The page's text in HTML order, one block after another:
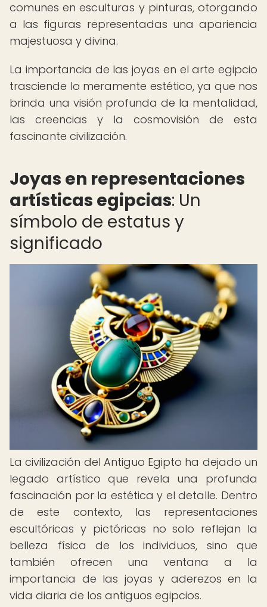
comunes en esculturas y pinturas, otorgando
a las figuras representadas una apariencia
majestuosa y divina.
La importancia de las joyas en el arte egipcio
trasciende lo meramente estético, ya que nos
brinda una visión profunda de la mentalidad,
las creencias y la cosmovisión de esta
fascinante civilización.
Joyas en representaciones
artísticas egipcias: Un
símbolo de estatus y
significado
La civilización del Antiguo Egipto ha dejado un
legado artístico que revela una profunda
fascinación por la estética y el detalle. Dentro
de este contexto, las representaciones
escultóricas y pictóricas no solo reflejan la
belleza física de los individuos, sino que
también ofrecen una ventana a la
importancia de las joyas y aderezos en la
vida diaria de los antiguos egipcios.